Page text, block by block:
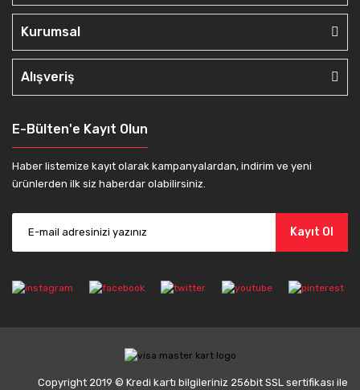
Kurumsal
Alışveriş
E-Bülten'e Kayıt Olun
Haber listemize kayıt olarak kampanyalardan, indirim ve yeni
ürünlerden ilk siz haberdar olabilirsiniz.
Kayıt Ol
Copyright 2019 © Kredi kartı bilgileriniz 256bit SSL sertifikası ile